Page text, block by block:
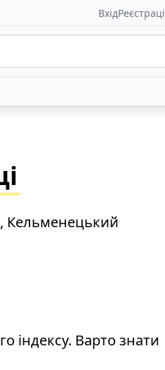
Вхід
Кельменецький
індексу. Варто знати